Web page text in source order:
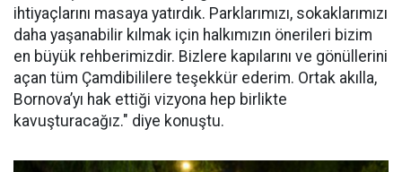
ihtiyaçlarını masaya yatırdık. Parklarımızı, sokaklarımızı
daha yaşanabilir kılmak için halkımızın önerileri bizim
en büyük rehberimizdir. Bizlere kapılarını ve gönüllerini
açan tüm Çamdibililere teşekkür ederim. Ortak akılla,
Bornova’yı hak ettiği vizyona hep birlikte
kavuşturacağız." diye konuştu.